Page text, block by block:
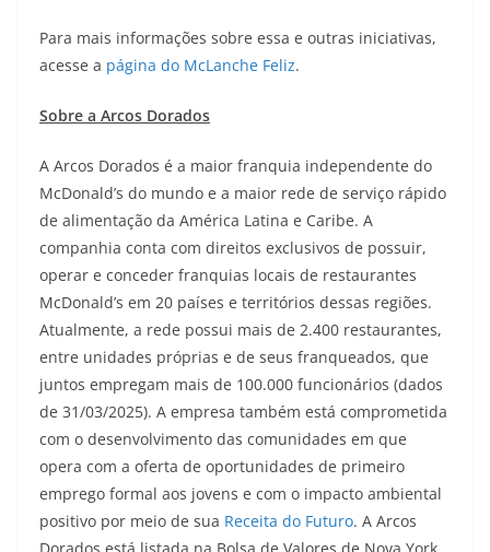
Para mais informações sobre essa e outras iniciativas,
acesse a página do McLanche Feliz.
Sobre a Arcos Dorados
A Arcos Dorados é a maior franquia independente do
McDonald’s do mundo e a maior rede de serviço rápido
de alimentação da América Latina e Caribe. A
companhia conta com direitos exclusivos de possuir,
operar e conceder franquias locais de restaurantes
McDonald’s em 20 países e territórios dessas regiões.
Atualmente, a rede possui mais de 2.400 restaurantes,
entre unidades próprias e de seus franqueados, que
juntos empregam mais de 100.000 funcionários (dados
de 31/03/2025). A empresa também está comprometida
com o desenvolvimento das comunidades em que
opera com a oferta de oportunidades de primeiro
emprego formal aos jovens e com o impacto ambiental
positivo por meio de sua Receita do Futuro. A Arcos